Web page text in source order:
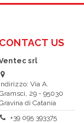
CONTACT US
srl
Indirizzo: Via A.
29 - 95030
di Catania
+39 095 393375